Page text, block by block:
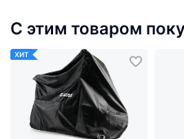
С этим товаром
ХИТ